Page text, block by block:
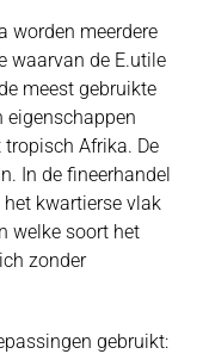
worden meerdere
waarvan de E.utile
meest gebruikte
eigenschappen
Afrika. De
In de fineerhandel
kwartierse vlak
welke soort het
zonder
gebruikt: